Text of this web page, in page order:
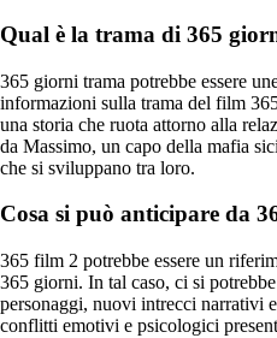
Qual è la trama di 365
365 giorni trama potrebbe essere
informazioni sulla trama del film
una storia che ruota attorno alla
da Massimo, un capo della mafia
che si sviluppano tra loro.
Cosa si può anticipare da
365 film 2 potrebbe essere un
365 giorni. In tal caso, ci si
personaggi, nuovi intrecci narrativi
conflitti emotivi e psicologici